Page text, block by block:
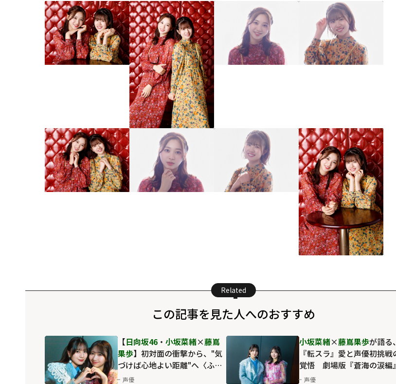
Related
この記事を見た人へのおすすめ
【日向坂46 ・ 小坂菜緒×藤嶌
果歩】初対面の衝撃から、"気
づけば心地よい距離"へ〈ふた
りのこと。〉
声優
小坂菜緒×藤嶌果歩が語る、
『転スラ』愛と声優初挑戦
覚悟 劇場版『蒼海の涙編』
で見つけた手応え
声優